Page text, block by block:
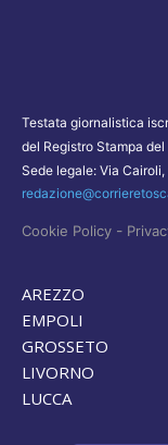
Testata giornalistica
del Registro Stampa
Sede legale: Via
Cookie Policy -
AREZZO
EMPOLI
GROSSETO
LIVORNO
LUCCA